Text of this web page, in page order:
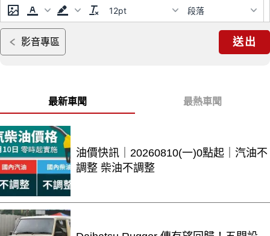
12pt 段落
影音專區 送出
最新車聞 最熱車聞
油價快訊｜20260810(一)0點起｜汽油不
調整 柴油不調整